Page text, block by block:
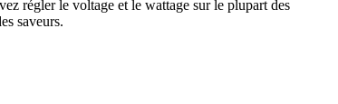
régler le voltage et le wattage sur le plupart des
saveurs.